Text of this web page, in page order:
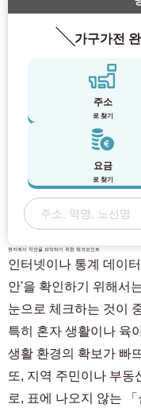
가구가전
주소
로 찾기
요금
로 찾기
현지에서 치안을 파악하기 위한 체크포인트
인터넷이나 통계 데이
안'을 확인하기 위해서
눈으로 체크하는 것이
특히 혼자 생활이나 육
생활 환경의 확보가 빠
또, 지역 주민이나 부동
로, 표에 나오지 않는